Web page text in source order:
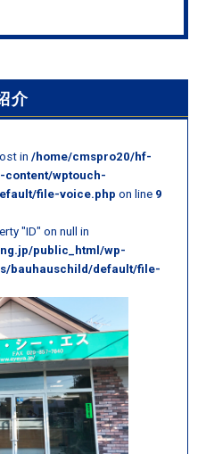
介
in /home/cmspro20/hf-
content/wptouch-
file-voice.php on line 9
"ID" on null in
public_html/wp-
bauhauschild/default/file-